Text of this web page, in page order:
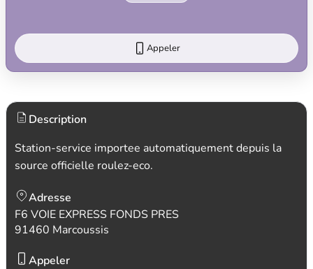
Appeler
Description
Station-service importee automatiquement depuis la
source officielle roulez-eco.
Adresse
F6 VOIE EXPRESS FONDS PRES
91460 Marcoussis
Appeler